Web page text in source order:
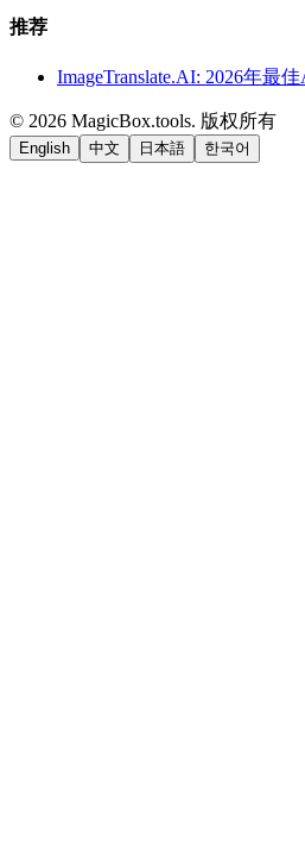
推荐
ImageTranslate.AI: 2026年最
© 2026 MagicBox.tools. 版权所有
English 中文 日本語 한국어